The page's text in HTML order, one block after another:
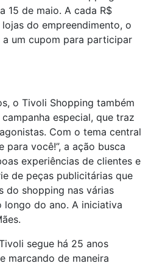
15 de maio. A cada R$
do empreendimento, o
um cupom para participar
o Tivoli Shopping também
especial, que traz
Com o tema central
para você!”, a ação busca
experiências de clientes e
de peças publicitárias que
do shopping nas várias
longo do ano. A iniciativa
segue há 25 anos
marcando de maneira